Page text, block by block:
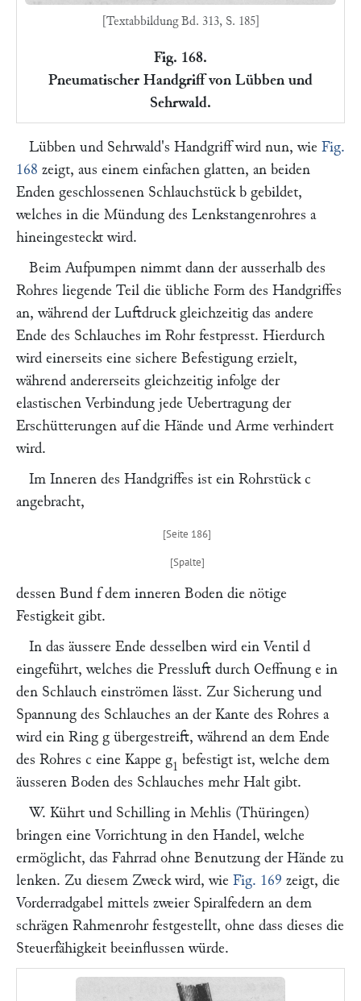
[Textabbildung Bd. 313, S. 185]
Fig. 168.
Pneumatischer Handgriff von Lübben und
Sehrwald.
Lübben und Sehrwald's Handgriff wird nun, wie Fig.
168 zeigt, aus einem einfachen glatten, an beiden
Enden geschlossenen Schlauchstück b gebildet,
welches in die Mündung des Lenkstangenrohres a
hineingesteckt wird.
Beim Aufpumpen nimmt dann der ausserhalb des
Rohres liegende Teil die übliche Form des Handgriffes
an, während der Luftdruck gleichzeitig das andere
Ende des Schlauches im Rohr festpresst. Hierdurch
wird einerseits eine sichere Befestigung erzielt,
während andererseits gleichzeitig infolge der
elastischen Verbindung jede Uebertragung der
Erschütterungen auf die Hände und Arme verhindert
wird.
Im Inneren des Handgriffes ist ein Rohrstück c
angebracht,
dessen Bund fdem inneren Boden die nötige
Festigkeit gibt.
In das äussere Ende desselben wird ein Ventil d
eingeführt, welches die Pressluft durch Oeffnung e in
den Schlauch einströmen lässt. Zur Sicherung und
Spannung des Schlauches an der Kante des Rohres a
wird ein Ring g übergestreift, während an dem Ende
des Rohres c eine Kappe g1 befestigt ist, welche dem
äusseren Boden des Schlauches mehr Halt gibt.
W. Kührt und Schilling in Mehlis (Thüringen)
bringen eine Vorrichtung in den Handel, welche
ermöglicht, das Fahrrad ohne Benutzung der Hände zu
lenken. Zu diesem Zweck wird, wie Fig. 169 zeigt, die
Vorderradgabel mittels zweier Spiralfedern an dem
schrägen Rahmenrohr festgestellt, ohne dass dieses die
Steuerfähigkeit beeinflussen würde.